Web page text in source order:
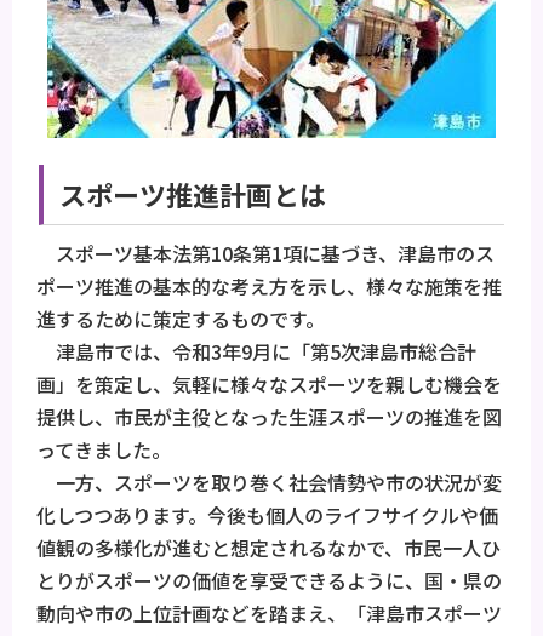
スポーツ推進計画とは
スポーツ基本法第10条第1項に基づき、津島市のス
ポーツ推進の基本的な考え方を示し、様々な施策を推
進するために策定するものです。
津島市では、令和3年9月に「第5次津島市総合計
画」を策定し、気軽に様々なスポーツを親しむ機会を
提供し、市民が主役となった生涯スポーツの推進を図
ってきました。
一方、スポーツを取り巻く社会情勢や市の状況が変
化しつつあります。今後も個人のライフサイクルや価
値観の多様化が進むと想定されるなかで、市民一人ひ
とりがスポーツの価値を享受できるように、国・県の
動向や市の上位計画などを踏まえ、「津島市スポーツ